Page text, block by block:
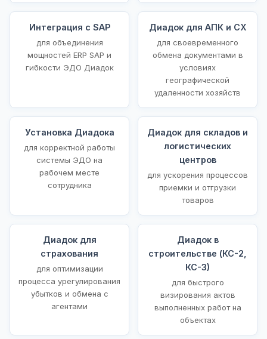
Интеграция с SAP
для объединения
мощностей ERP SAP и
гибкости ЭДО Диадок
Диадок для АПК и СХ
для своевременного
обмена документами в
условиях
географической
удаленности хозяйств
Установка Диадока
для корректной работы
системы ЭДО на
рабочем месте
сотрудника
Диадок для складов и
логистических
центров
для ускорения процессов
приемки и отгрузки
товаров
Диадок для
страхования
для оптимизации
процесса урегулирования
убытков и обмена с
агентами
Диадок в
строительстве (КС-2,
КС-3)
для быстрого
визирования актов
выполненных работ на
объектах